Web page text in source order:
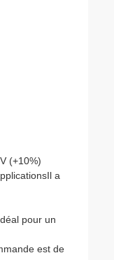
(+10%)
a
pour un
est de